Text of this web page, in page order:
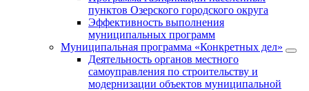
пунктов Озерского городского округа
Эффективность выполнения
муниципальных программ
Муниципальная программа «Конкретных дел»
Деятельность органов местного
самоуправления по строительству и
модернизации объектов муниципальной